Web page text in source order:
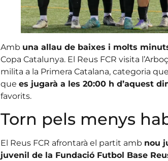
Amb una allau de baixes i molts
Copa Catalunya. El Reus FCR visita
milita a la Primera Catalana, categoria
que es jugarà a les 20:00 h d’aquest
favorits.
Torn pels menys
El Reus FCR afrontarà el partit amb nou
juvenil de la Fundació Futbol Base